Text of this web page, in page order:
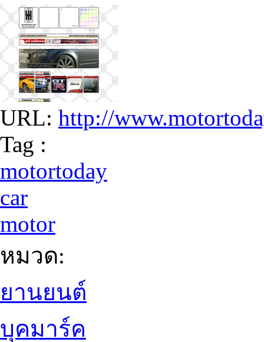
URL: http://
Tag :
motortoday
car
motor
หมวด:
ยานยนต์
บุคมาร์ค